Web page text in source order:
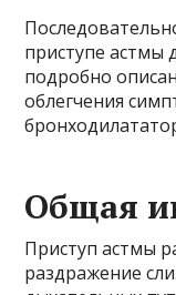
приступе астмы
подробно
облегчения
Общая
Приступ астмы
раздражение